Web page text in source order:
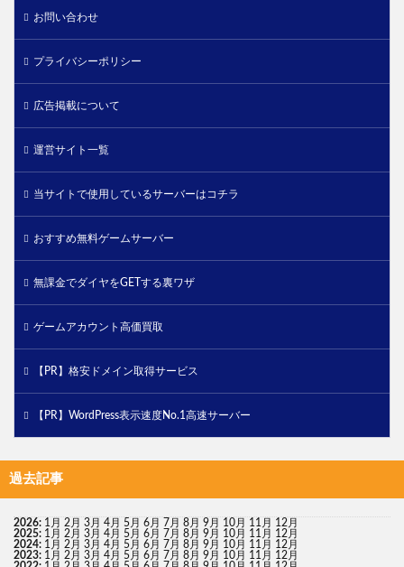
お問い合わせ
プライバシーポリシー
広告掲載について
運営サイト一覧
当サイトで使用しているサーバーはコチラ
おすすめ無料ゲームサーバー
無課金でダイヤをGETする裏ワザ
ゲームアカウント高価買取
【PR】格安ドメイン取得サービス
【PR】WordPress表示速度No.1高速サーバー
過去記事
2026: 1月 2月 3月 4月 5月 6月 7月 8月 9月 10月 11月 12月
2025: 1月 2月 3月 4月 5月 6月 7月 8月 9月 10月 11月 12月
2024: 1月 2月 3月 4月 5月 6月 7月 8月 9月 10月 11月 12月
2023: 1月 2月 3月 4月 5月 6月 7月 8月 9月 10月 11月 12月